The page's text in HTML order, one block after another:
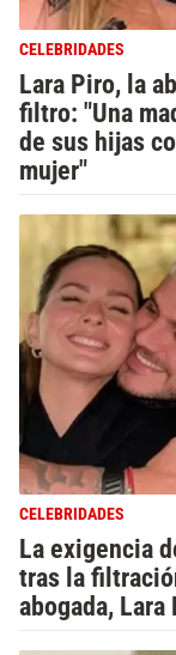
CELEBRIDADES
Lara Piro, la
filtro: "Una
de sus hijas
mujer"
CELEBRIDADES
La exigencia
tras la
abogada, Lara